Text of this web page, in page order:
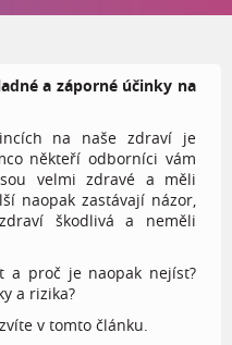
a záporné účinky na
na naše zdraví je
někteří odborníci vám
velmi zdravé a měli
naopak zastávají názor,
škodlivá a neměli
a proč je naopak nejíst?
a rizika?
v tomto článku.